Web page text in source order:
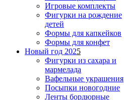
Игровые комплекты
Фигурки на рождение
детей
Формы для капкейков
Формы для конфет
Новый год 2025
Фигурки из сахара и
мармелада
Вафельные украшения
Посыпки новогодние
Ленты бордюрные